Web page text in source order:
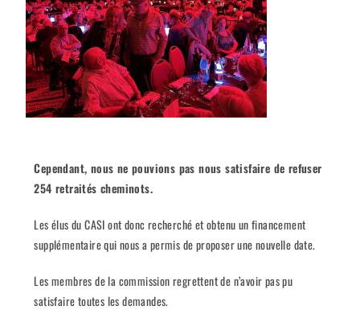
Cependant, nous ne pouvions pas nous satisfaire de refuser
254 retraités cheminots.
Les élus du CASI ont donc recherché et obtenu un financement
supplémentaire qui nous a permis de proposer une nouvelle date.
Les membres de la commission regrettent de n’avoir pas pu
satisfaire toutes les demandes.